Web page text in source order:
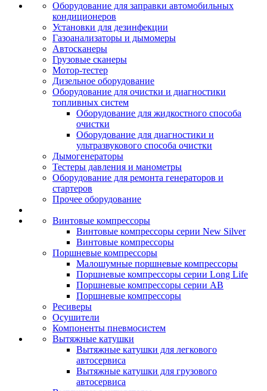
Оборудование для заправки автомобильных
кондиционеров
Установки для дезинфекции
Газоанализаторы и дымомеры
Автосканеры
Грузовые сканеры
Мотор-тестер
Дизельное оборудование
Оборудование для очистки и диагностики
топливных систем
Оборудование для жидкостного способа
очистки
Оборудование для диагностики и
ультразвукового способа очистки
Дымогенераторы
Тестеры давления и манометры
Оборудование для ремонта генераторов и
стартеров
Прочее оборудование
Винтовые компрессоры
Винтовые компрессоры серии New Silver
Винтовые компрессоры
Поршневые компрессоры
Малошумные поршневые компрессоры
Поршневые компрессоры серии Long Life
Поршневые компрессоры серии AB
Поршневые компрессоры
Ресиверы
Осушители
Компоненты пневмосистем
Вытяжные катушки
Вытяжные катушки для легкового
автосервиса
Вытяжные катушки для грузового
автосервиса